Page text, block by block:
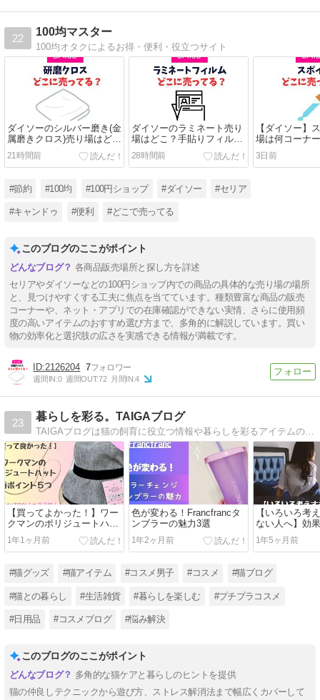
22
100均マスター
100均オタクによるお得・便利・役立つサイト
ダイソーのシルバー磨き(金
属磨きクロス)売り場はど
こ？アクセサリーの素材別
磨き方のコツ
21時間前
ダイソーのラミネート売り
場はどこ？手貼りフィルム
が何コーナーか解説
28時間前
【ダイソー】
場は何コーナ
ャンボは何mL
3日前
#節約 #100均 #100円ショップ #ダイソー #セリア
#キャンドゥ #便利 #どこで売ってる
このブログのここがポイント
各商品販売場所と探し方を詳述
セリアやダイソーなどの100円ショップ内での商品の具体的な売り場の場所
と、見つけやすくする工夫に焦点を当てています。種類豊富な商品の販売
コーナーや、ネット・アプリでの在庫確認ができない実情、さらに使用頻
度の高いアイテムのおすすめ選び方まで、多角的に解説しています。買い
物の効率化と選択肢の広さを実感できる情報が満載です。
2126204 7
週間IN:0 週間OUT:72 月間IN:4
23
暮らしを彩る。TAIGAブログ
TAIGAブログは猫の飼育に役立つ情報や暮らしを彩るアイテムの紹介など、日常生活に役立つ情報を発信しているライフスタイルブログです。猫と飼い主さんのそれぞれが居心地の良い暮らしができるように猫飼いさんを応援します。
【買ってよかった！】ワー
クマンのポリジュートハッ
ト優秀ポイント5つ
1年1ヶ月前
色が変わる！Francfrancタ
ンブラーの魅力3選
1年2ヶ月前
【いろいろ考
ない人へ】効
3選
1年5ヶ月前
#猫グッズ #猫アイテム #コスメ男子 #コスメ #猫ブログ
#猫との暮らし #生活雑貨 #暮らしを楽しむ #プチプラコスメ
#日用品 #コスメブログ #悩み解決
このブログのここがポイント
多角的な猫ケアと暮らしのヒントを提供
猫の仲良しテクニックから遊び方、ストレス解消法まで幅広くカバーして